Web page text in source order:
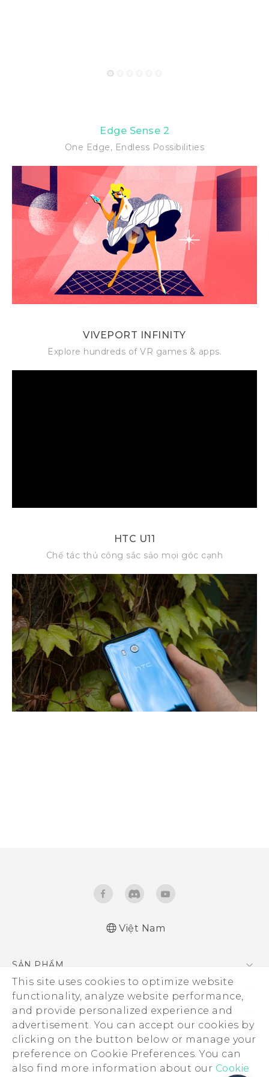
This site uses cookies to optimize website
functionality, analyze website performance,
and provide personalized experience and
advertisement. You can accept our cookies by
clicking on the button below or manage your
preference on Cookie Preferences. You can
also find more information about our Cookie
1
Edge Sense 2
One Edge, Endless Possibilities
VIVEPORT INFINITY
Explore hundreds of VR games & apps.
HTC U11
Chế tác thủ công sắc sảo mọi góc cạnh
Việt Nam
SẢN PHẨM
5G
Điện Thoại Thông Minh
VIVE
Sites
HTC Dev
HTC Research
HỖ TRỢ
Trung tâm hỗ trợ
Hỗ trợ bảo hành HTC
Về HTC
ESG
Nhà đầu tư